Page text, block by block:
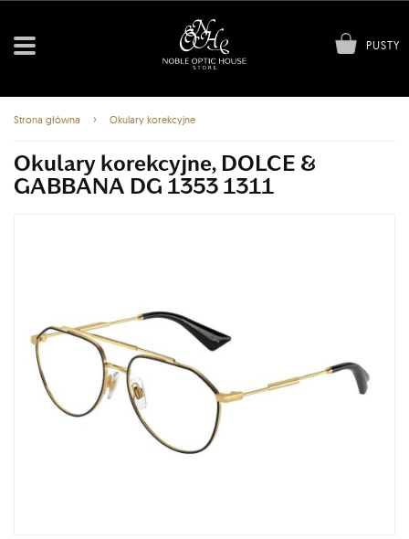
PUSTY
Strona główna › Okulary korekcyjne
Okulary korekcyjne, DOLCE &
GABBANA DG 1353 1311